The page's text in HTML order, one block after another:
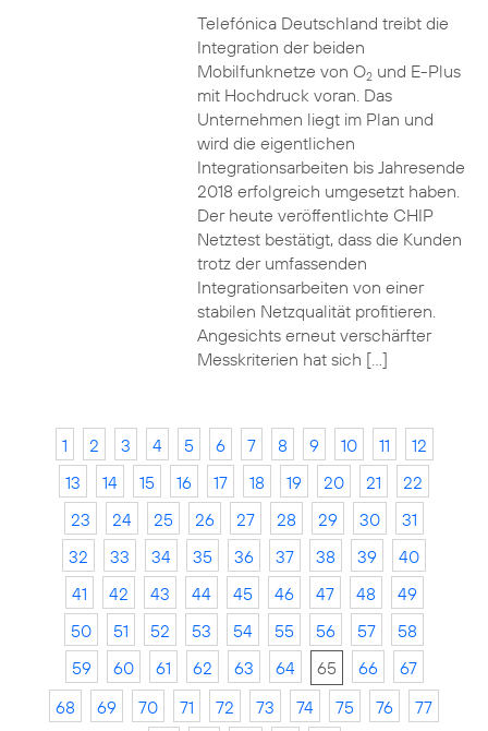
Telefónica Deutschland treibt die
Integration der beiden
Mobilfunknetze von O2und E-Plus
mit Hochdruck voran. Das
Unternehmen liegt im Plan und
wird die eigentlichen
Integrationsarbeiten bis Jahresende
2018 erfolgreich umgesetzt haben.
Der heute veröffentlichte CHIP
Netztest bestätigt, dass die Kunden
trotz der umfassenden
Integrationsarbeiten von einer
stabilen Netzqualität profitieren.
Angesichts erneut verschärfter
Messkriterien hat sich […]
1 2 3 4 5 6 7 8 9 10 11
12
13
14 15 16 17 18 19 20 21
22
23
24 25 26 27 28 29 30
31
32
33 34 35 36 37 38 39
40
41
42 43 44 45 46 47 48
49
50
51 52 53 54 55 56 57
58
59
60 61 62 63 64 65 66
67
68
69 70 71 72 73 74 75 76
77